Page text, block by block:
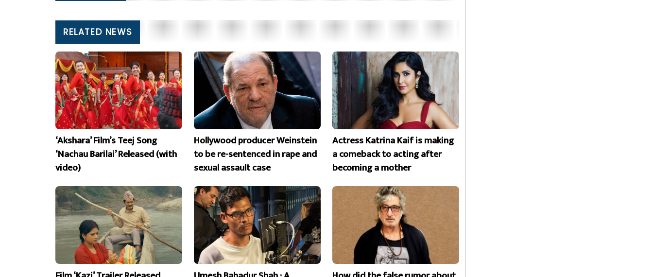
RELATED NEWS
‘Akshara’ Film’s Teej Song
‘Nachau Barilai’ Released (with
video)
Hollywood producer Weinstein
to be re-sentenced in rape and
sexual assault case
Actress Katrina Kaif is making
a comeback to acting after
becoming a mother